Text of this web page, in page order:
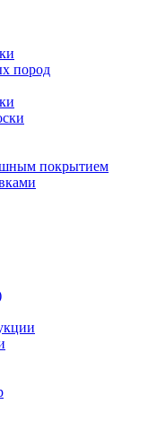
пород
покрытием